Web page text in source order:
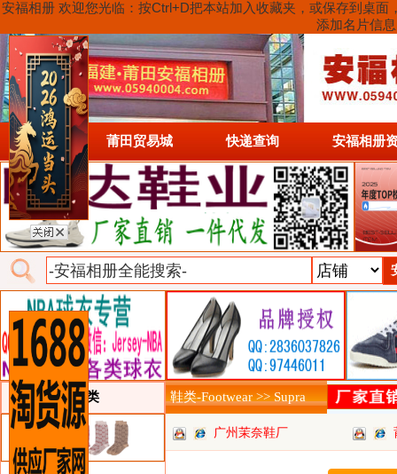
安福相册 欢迎您光临：按Ctrl+D把本站加入收藏夹，或保存到桌
添加名片信
首页 莆田贸易城 快递查询 安福相册
类目详细分类 鞋类-Footwear >> Supra
广州茉奈鞋厂